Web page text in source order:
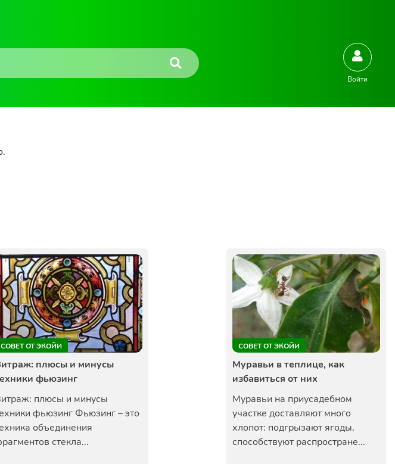
Войти
СОВЕТ ОТ ЭКОЙИ
плюсы и минусы
фьюзинг
плюсы и минусы
фьюзинг Фьюзинг – это
объединения
стекла...
СОВЕТ ОТ ЭКОЙИ
Муравьи в теплице, как
избавиться от них
Муравьи на приусадебном
участке доставляют много
хлопот: подгрызают ягоды,
способствуют распростране...